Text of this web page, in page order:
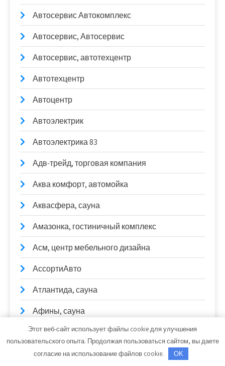
Автосервис Автокомплекс
Автосервис, Автосервис
Автосервис, автотехцентр
Автотехцентр
Автоцентр
Автоэлектрик
Автоэлектрика 83
Адв-трейд, торговая компания
Аква комфорт, автомойка
Аквасфера, сауна
Амазонка, гостиничный комплекс
Асм, центр мебельного дизайна
АссортиАвто
Атлантида, сауна
Афины, сауна
Африка, сауна
Афродита, сауна
Этот веб-сайт использует файлы cookie для улучшения
пользовательского опыта. Продолжая пользоваться сайтом, вы даете
согласие на использование файлов cookie.
OK